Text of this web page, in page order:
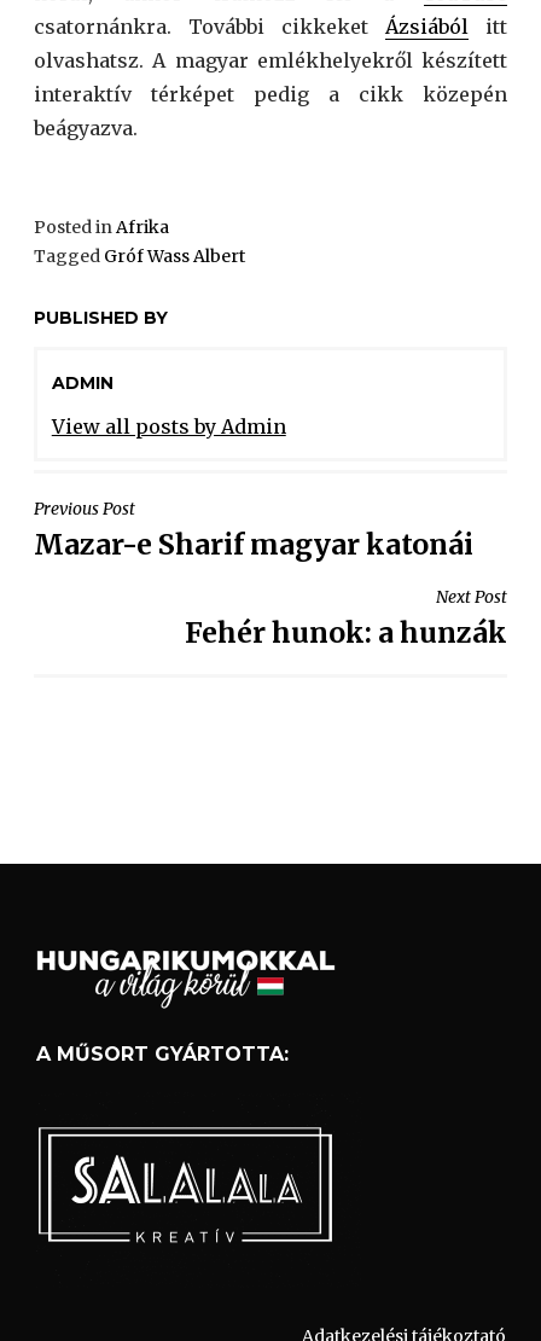
csatornánkra. További cikkeket Ázsiából itt
olvashatsz. A magyar emlékhelyekről készített
interaktív térképet pedig a cikk közepén
beágyazva.
Posted inAfrika
Tagged Gróf Wass Albert
PUBLISHED BY
ADMIN
View all posts by Admin
Previous Post
Mazar-e Sharif magyar katonái
Next Post
Fehér hunok: a hunzák
A MŰSORT GYÁRTOTTA:
Adatkezelési tájékoztató